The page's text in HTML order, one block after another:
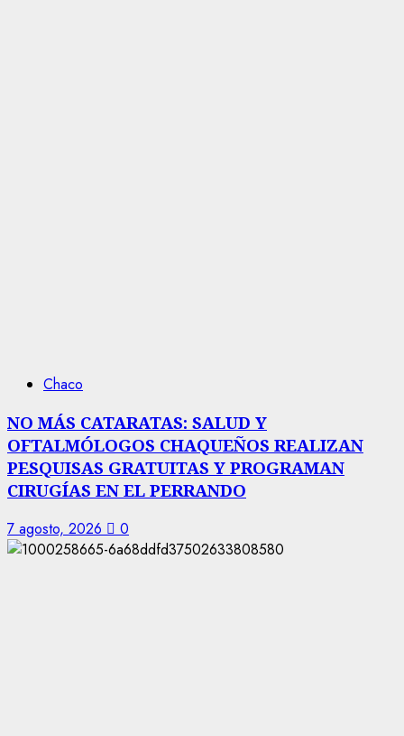
Chaco
NO MÁS CATARATAS: SALUD Y
OFTALMÓLOGOS CHAQUEÑOS REALIZAN
PESQUISAS GRATUITAS Y PROGRAMAN
CIRUGÍAS EN EL PERRANDO
7 agosto, 2026 0